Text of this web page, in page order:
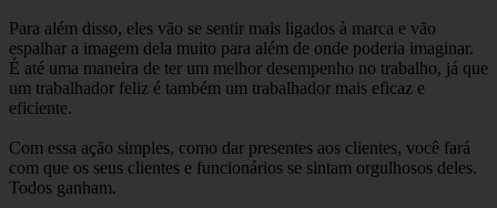
Para além disso, eles vão se sentir mais ligados à marca e vão
espalhar a imagem dela muito para além de onde poderia imaginar.
É até uma maneira de ter um melhor desempenho no trabalho, já que
um trabalhador feliz é também um trabalhador mais eficaz e
eficiente.
Com essa ação simples, como dar presentes aos clientes, você fará
com que os seus clientes e funcionários se sintam orgulhosos deles.
Todos ganham.